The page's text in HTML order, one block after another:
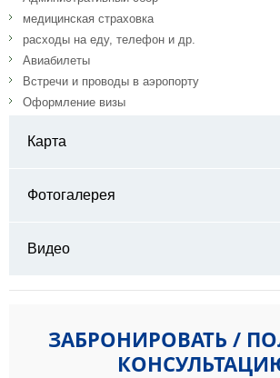
медицинская страховка
расходы на еду, телефон и др.
Авиабилеты
Встречи и проводы в аэропорту
Оформление визы
Карта
Фотогалерея
Видео
ЗАБРОНИРОВАТЬ /